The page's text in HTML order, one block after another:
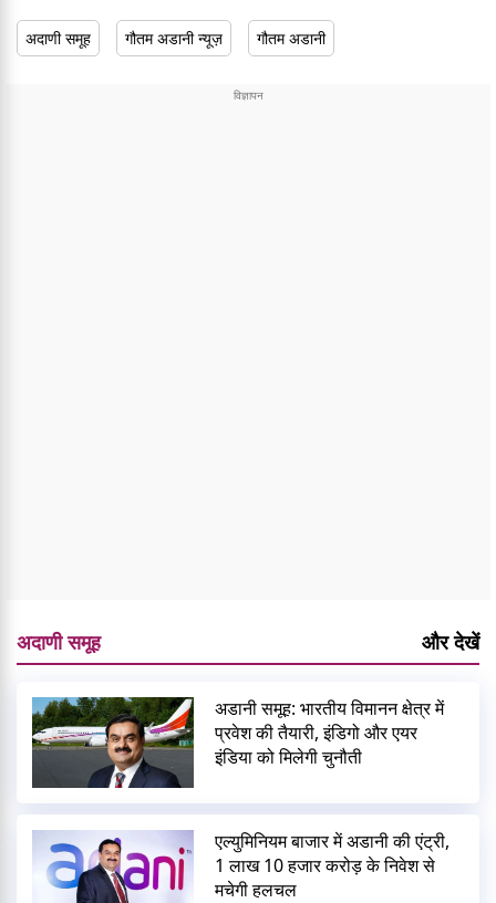
अदाणी समूह गौतम अडानी न्यूज़ गौतम अडानी
अदाणी समूह और देखें
अडानी समूह: भारतीय विमानन क्षेत्र में
प्रवेश की तैयारी, इंडिगो और एयर
इंडिया को मिलेगी चुनौती
एल्युमिनियम बाजार में अडानी की एंट्री,
1 लाख 10 हजार करोड़ के निवेश से
मचेगी हलचल